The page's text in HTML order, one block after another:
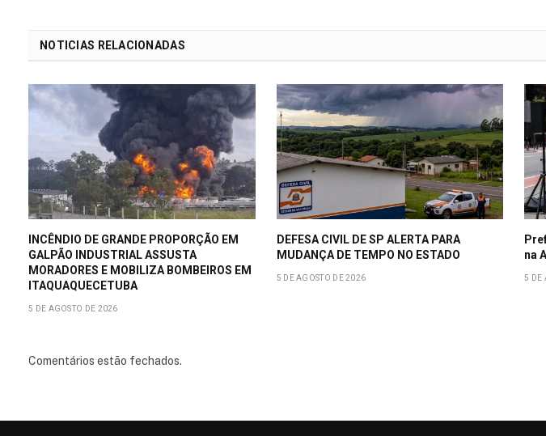
NOTICIAS RELACIONADAS
INCÊNDIO DE GRANDE PROPORÇÃO EM
GALPÃO INDUSTRIAL ASSUSTA
MORADORES E MOBILIZA BOMBEIROS EM
ITAQUAQUECETUBA
5 DE AGOSTO DE 2026
DEFESA CIVIL DE SP ALERTA PARA
MUDANÇA DE TEMPO NO ESTADO
5 DE AGOSTO DE 2026
na
5 DE
Comentários estão fechados.